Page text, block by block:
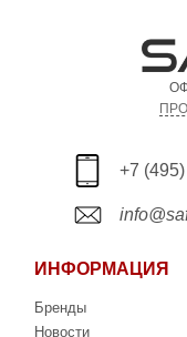
+7
ИНФОРМАЦИЯ
Бренды
Новости